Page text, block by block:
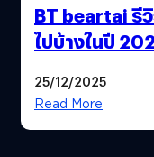
BT beartai รี
ไปบ้างในปี
25/12/2025
Read More